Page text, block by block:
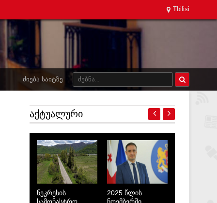
Tbilisi
ᲫᲘᲔᲑᲐ ᲡᲐᲘᲢᲖᲔ
ᲐᲥᲢᲣᲐᲚᲣᲠᲘ
ნეკრესის
2025 წლის